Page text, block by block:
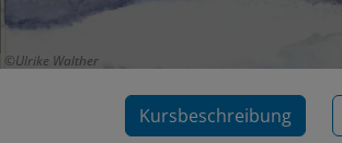
Ulrike Walther
Kursbeschreibung